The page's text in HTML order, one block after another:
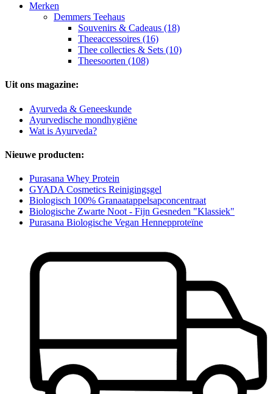
Merken
Demmers Teehaus
Souvenirs & Cadeaus (18)
Theeaccessoires (16)
Thee collecties & Sets (10)
Theesoorten (108)
Uit ons magazine:
Ayurveda & Geneeskunde
Ayurvedische mondhygiëne
Wat is Ayurveda?
Nieuwe producten:
Purasana Whey Protein
GYADA Cosmetics Reinigingsgel
Biologisch 100% Granaatappelsapconcentraat
Biologische Zwarte Noot - Fijn Gesneden "Klassiek"
Purasana Biologische Vegan Hennepproteïne